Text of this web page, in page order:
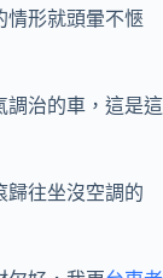
形就頭暈不愜
治的車，這是這
往坐沒空調的